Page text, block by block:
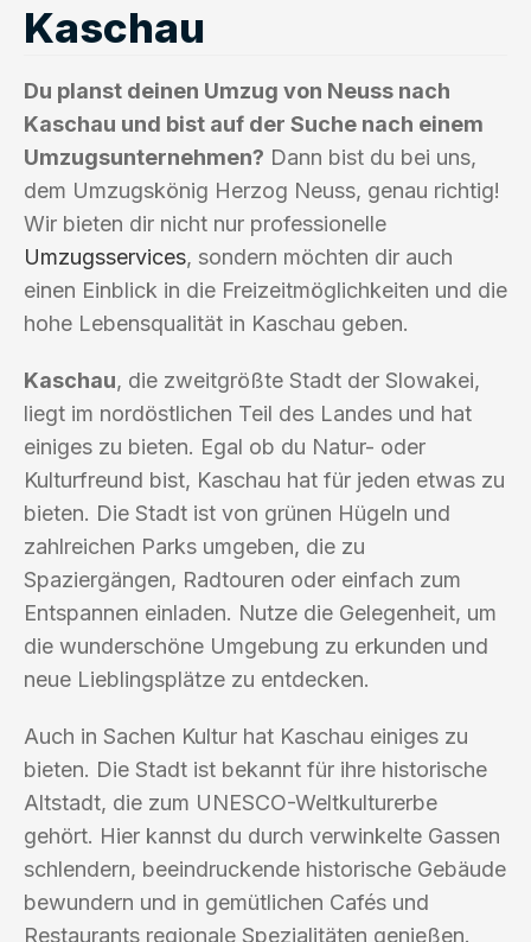
Kaschau
Du planst deinen Umzug von Neuss nach
Kaschau und bist auf der Suche nach einem
Umzugsunternehmen? Dann bist du bei uns,
dem Umzugskönig Herzog Neuss, genau richtig!
Wir bieten dir nicht nur professionelle
Umzugsservices, sondern möchten dir auch
einen Einblick in die Freizeitmöglichkeiten und die
hohe Lebensqualität in Kaschau geben.
Kaschau, die zweitgrößte Stadt der Slowakei,
liegt im nordöstlichen Teil des Landes und hat
einiges zu bieten. Egal ob du Natur- oder
Kulturfreund bist, Kaschau hat für jeden etwas zu
bieten. Die Stadt ist von grünen Hügeln und
zahlreichen Parks umgeben, die zu
Spaziergängen, Radtouren oder einfach zum
Entspannen einladen. Nutze die Gelegenheit, um
die wunderschöne Umgebung zu erkunden und
neue Lieblingsplätze zu entdecken.
Auch in Sachen Kultur hat Kaschau einiges zu
bieten. Die Stadt ist bekannt für ihre historische
Altstadt, die zum UNESCO-Weltkulturerbe
gehört. Hier kannst du durch verwinkelte Gassen
schlendern, beeindruckende historische Gebäude
bewundern und in gemütlichen Cafés und
Restaurants regionale Spezialitäten genießen.